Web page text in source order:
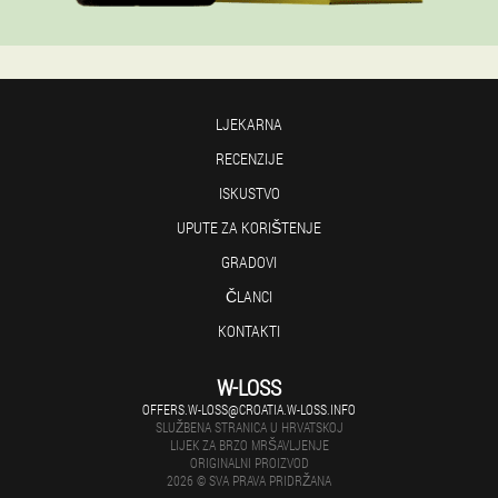
LJEKARNA
RECENZIJE
ISKUSTVO
UPUTE ZA KORIŠTENJE
GRADOVI
ČLANCI
KONTAKTI
W-LOSS
OFFERS.W-LOSS@CROATIA.W-LOSS.INFO
SLUŽBENA STRANICA U HRVATSKOJ
LIJEK ZA BRZO MRŠAVLJENJE
ORIGINALNI PROIZVOD
2026 © SVA PRAVA PRIDRŽANA